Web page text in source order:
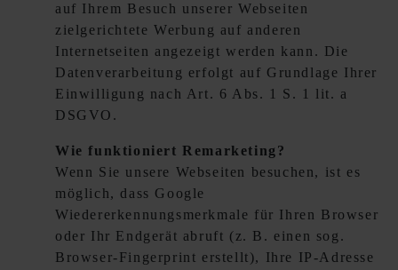
auf Ihrem Besuch unserer Webseiten
zielgerichtete Werbung auf anderen
Internetseiten angezeigt werden kann. Die
Datenverarbeitung erfolgt auf Grundlage Ihrer
Einwilligung nach Art. 6 Abs. 1 S. 1 lit. a
DSGVO.
Wie funktioniert Remarketing?
Wenn Sie unsere Webseiten besuchen, ist es
möglich, dass Google
Wiedererkennungsmerkmale für Ihren Browser
oder Ihr Endgerät abruft (z. B. einen sog.
Browser-Fingerprint erstellt), Ihre IP-Adresse